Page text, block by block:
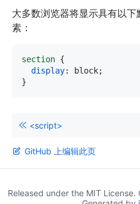
大多数浏览器将显示具有以下
素：
section {
display: block;
}
<script>
GitHub 上编辑此页
Released under the MIT